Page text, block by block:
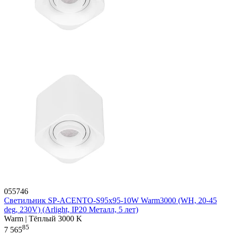
055746
Светильник SP-ACENTO-S95x95-10W Warm3000 (WH, 20-45
deg, 230V) (Arlight, IP20 Металл, 5 лет)
Warm | Тёплый 3000 K
7 56585